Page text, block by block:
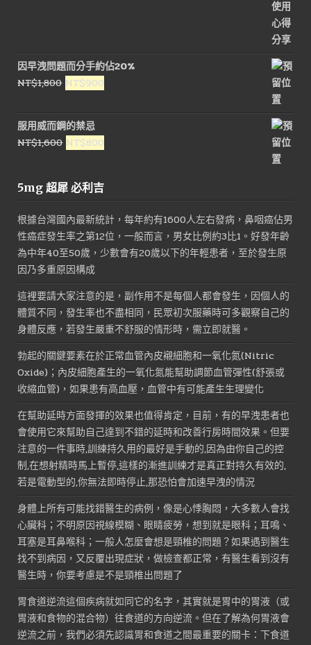
因早洩問題而分手約佔20%
NT$1,800 原
價
格：
NT$1,800。
NT$900
價
格：
NT$900。
服用威而鋼的禁忌
NT$1,600 原
格：
NT$800
5mg 超犀 必利吉
根據台灣國內最新統計，每年約有1600人左右發病，鼻咽癌佔男
性癌症發生率之第12位，一般而言，男女比例約3比1。好發年齡
為中年40至50歲，少數會有20歲以下的年輕患者，至於發生原
因乃多重原因構成
這裡要請大家注意的是，副作用不是每個人都會發生，因個人的
體質不同，發生率也不盡相同，民眾初次服藥時可多觀察自己的
身體反應，若發生嚴重不舒服的情形時，需立即就醫。
勃起的關鍵要素在於正常血管內皮襯細胞和一氧化氮(Nitric
Oxide)；內皮細胞產生的一氧化氮能幫助調節血管彈性(舒張或
收縮血管)，如果患有高血壓，血管中有可能產生生理變化
在幫助延時方面發揮的效果也值得肯定，目前，有的早洩患者也
會使用它來幫助自己達到不錯的延時和改善行房時間效果。但要
注意的一件事時,訓練持久用的最好是手動的,因為由你自己的控
制,在想射精時馬上暫停,這樣的漸進訓練才是真正對持久有效的,
若是電動型的,你無法即時停止,那恐怕會加速早洩的情況
身體上所有可能找錯醫生的病例，像是心悸胸悶，大多數人會找
心臟科；不明原因視線模糊、眼睛疲勞，想到就是眼科；耳鳴、
耳塞是耳鼻喉科；一般人怎麼會想是頸椎的問題？如果遇到醫生
找不到病因，又反覆出現症狀，做檢查都正常，有醫生看到沒有
醫生時，你要考慮是不是頸椎出問題了
胃食道逆流這個疾病就如同它的名字，其實就是胃中的胃液（或
胃液和食物的混合物）往食道的方向逆流。但在了解為何胃液會
逆流之前，我們必須先認識胃和食道之間最重要的關卡：下食道